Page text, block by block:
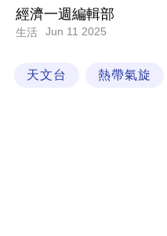
科
技
場
經濟一週編輯部
生活 Jun 11 2025
天文台 熱帶氣旋